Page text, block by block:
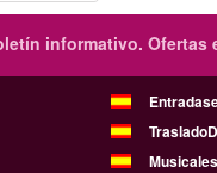
informativo. Ofertas